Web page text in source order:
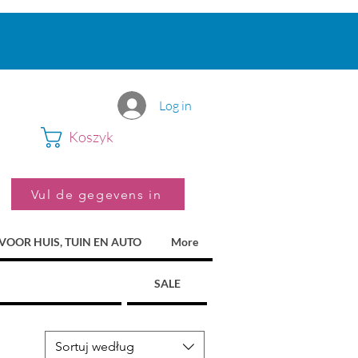
Log in
Koszyk
Vul de gegevens in
HUIS, TUIN EN AUTO More
SALE
Sortuj według